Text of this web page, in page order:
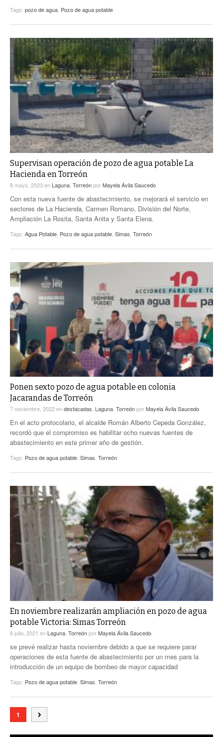
Tags: pozo de agua Pozo de agua potable
Supervisan operación de pozo de agua potable La
Hacienda en Torreón
8 mayo, 2023en Laguna TorreónporMayela Ávila Saucedo
Con esta nueva fuente de abastecimiento, se mejorará el servicio en
sectores de La Hacienda, Carmen Romano, División del Norte,
Ampliación La Rosita, Santa Anita y Santa Elena.
Tags: Agua Potable Pozo de agua potable Simas Torreón
Ponen sexto pozo de agua potable en colonia
Jacarandas de Torreón
7 noviembre, 2022endestacadas, Laguna, TorreónporMayela Ávila Saucedo
En el acto protocolario, el alcalde Román Alberto Cepeda González,
recordó que el compromiso es habilitar ocho nuevas fuentes de
abastecimiento en este primer año de gestión.
Tags: Pozo de agua potable, Simas, Torreón
En noviembre realizarán ampliación en pozo de agua
potable Victoria: Simas Torreón
6 julio, 2021 en Laguna TorreónporMayela Ávila Saucedo
se prevé realizar hasta noviembre debido a que se requiere parar
operaciones de esta fuente de abastecimiento por un mes para la
introducción de un equipo de bombeo de mayor capacidad
Tags: Pozo de agua potable Simas Torreón
1